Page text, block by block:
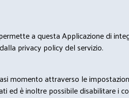
a questa Applicazione di
privacy policy del servizio.
momento attraverso le
è inoltre possibile disabilitare i